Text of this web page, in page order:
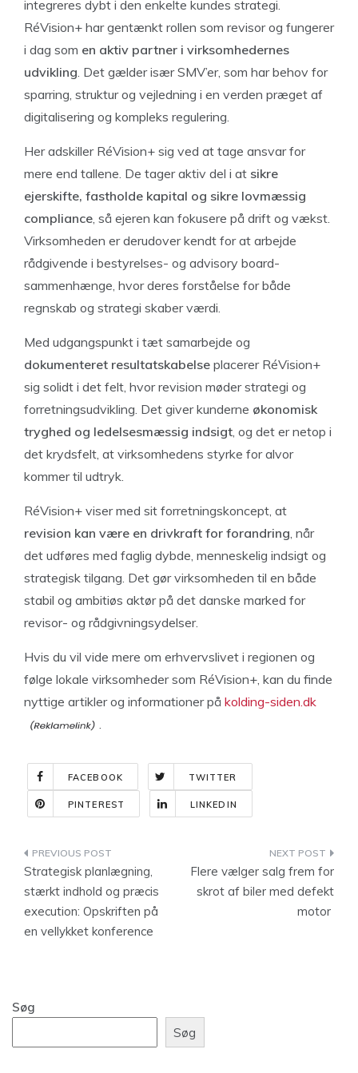
integreres dybt i den enkelte kundes strategi.
RéVision+ har gentænkt rollen som revisor og fungerer
i dag som en aktiv partner i virksomhedernes
udvikling. Det gælder især SMV’er, som har behov for
sparring, struktur og vejledning i en verden præget af
digitalisering og kompleks regulering.
Her adskiller RéVision+ sig ved at tage ansvar for
mere end tallene. De tager aktiv del i at sikre
ejerskifte, fastholde kapital og sikre lovmæssig
compliance, så ejeren kan fokusere på drift og vækst.
Virksomheden er derudover kendt for at arbejde
rådgivende i bestyrelses- og advisory board-
sammenhænge, hvor deres forståelse for både
regnskab og strategi skaber værdi.
Med udgangspunkt i tæt samarbejde og
dokumenteret resultatskabelse placerer RéVision+
sig solidt i det felt, hvor revision møder strategi og
forretningsudvikling. Det giver kunderne økonomisk
tryghed og ledelsesmæssig indsigt, og det er netop i
det krydsfelt, at virksomhedens styrke for alvor
kommer til udtryk.
RéVision+ viser med sit forretningskoncept, at
revision kan være en drivkraft for forandring, når
det udføres med faglig dybde, menneskelig indsigt og
strategisk tilgang. Det gør virksomheden til en både
stabil og ambitiøs aktør på det danske marked for
revisor- og rådgivningsydelser.
Hvis du vil vide mere om erhvervslivet i regionen og
følge lokale virksomheder som RéVision+, kan du finde
nyttige artikler og informationer på kolding-siden.dk
.
FACEBOOK TWITTER
PINTEREST LINKEDIN
Indlægsnavigation
Strategisk planlægning,
stærkt indhold og præcis
execution: Opskriften på
en vellykket konference
Flere vælger salg frem for
skrot af biler med defekt
motor
Søg
Søg